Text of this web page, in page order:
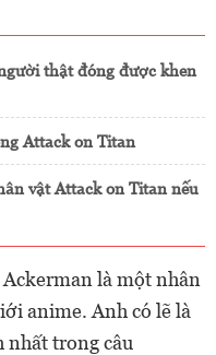
thật đóng được khen
Attack on Titan
vật Attack on Titan nếu
là một nhân
anime. Anh có lẽ là
trong câu